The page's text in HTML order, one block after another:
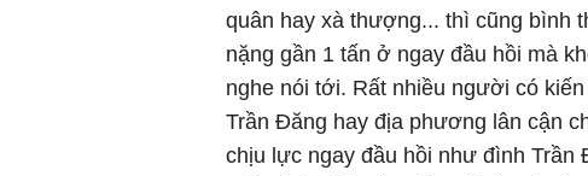
quân hay xà thượng... thì cũng bình
nặng gần 1 tấn ở ngay đầu hồi mà
nghe nói tới. Rất nhiều người có
Trần Đăng hay địa phương lân cận
chịu lực ngay đầu hồi như đình Trần